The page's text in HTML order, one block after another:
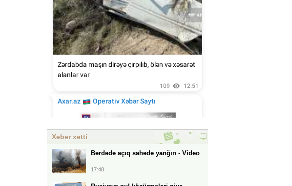
Xəbər xətti
Bərdədə açıq sahədə yanğın - Video
17:48